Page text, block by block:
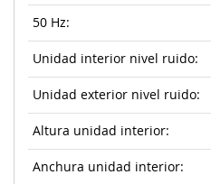
50 Hz:
Unidad interior nivel ruido:
Unidad exterior nivel ruido:
Altura unidad interior:
Anchura unidad interior: